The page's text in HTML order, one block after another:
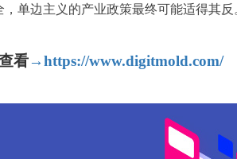
单边主义的产业政策最终可能适得其反
看→https://www.digitmold.com/